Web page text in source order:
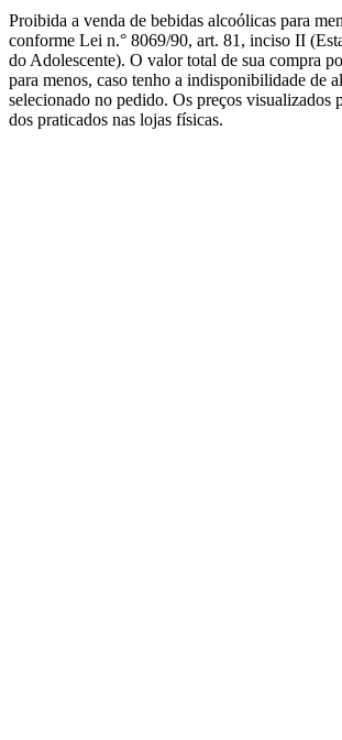
Proibida a venda de bebidas alcoólicas para
conforme Lei n.° 8069/90, art. 81, inciso II
do Adolescente). O valor total de sua compra
para menos, caso tenho a indisponibilidade de
selecionado no pedido. Os preços visualizados
dos praticados nas lojas físicas.